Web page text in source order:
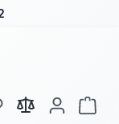
У вас є 0 у списку